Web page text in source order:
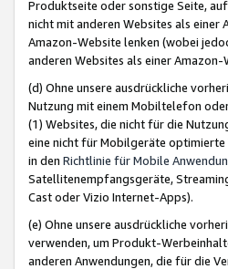
Produktseite oder sonstige Seite,
nicht mit anderen Websites als
Amazon-Website lenken (wobei
anderen Websites als einer
(d) Ohne unsere ausdrückliche
Nutzung mit einem Mobiltelefon
(1) Websites, die nicht für die
eine nicht für Mobilgeräte optimierte
in den Richtlinie für Mobile
Satellitenempfangsgeräte,
Cast oder Vizio Internet-Apps).
(e) Ohne unsere ausdrückliche
verwenden, um Produkt-
anderen Anwendungen, die für die